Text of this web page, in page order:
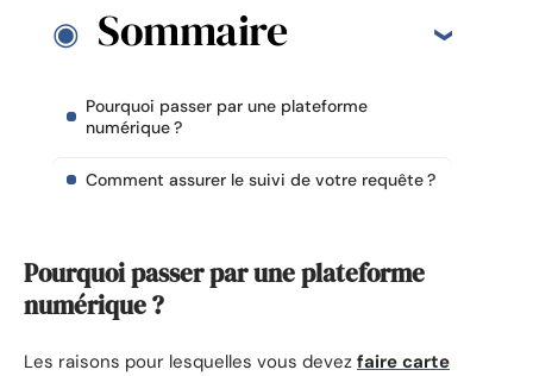
Sommaire
Pourquoi passer par une plateforme
numérique ?
Comment assurer le suivi de votre requête ?
Pourquoi passer par une plateforme
numérique ?
Les raisons pour lesquelles vous devez faire carte